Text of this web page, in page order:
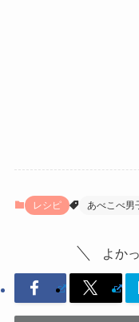
レシピ あべこべ男
よか